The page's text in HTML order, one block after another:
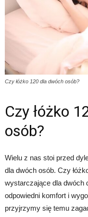
Czy łóżko 120 dla dwóch osób?
Czy łóżko
osób?
Wielu z nas stoi przed
dla dwóch osób. Czy
wystarczające dla dwóch
odpowiedni komfort i
przyjrzymy się temu